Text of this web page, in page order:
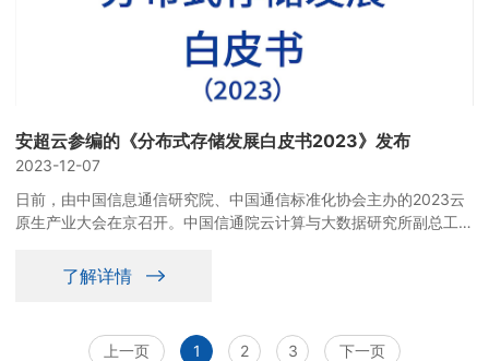
安超云参编的《分布式存储发展白皮书2023》发布
2023-12-07
日前，由中国信息通信研究院、中国通信标准化协会主办的2023云
原生产业大会在京召开。中国信通院云计算与大数据研究所副总工陈
拓、星辰天合和安超云等单位共同编写的《分布式存储发展白皮书
2023》。
了解详情
上一页 1 2 3 下一页